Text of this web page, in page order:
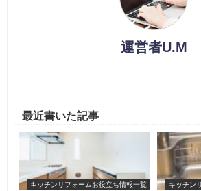
運営者U.M
最近書いた記事
キッチンリフォームお役立ち情報一覧 キッチン